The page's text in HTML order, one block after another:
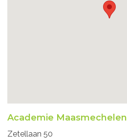
Academie Maasmechelen
Adres
Zetellaan 50